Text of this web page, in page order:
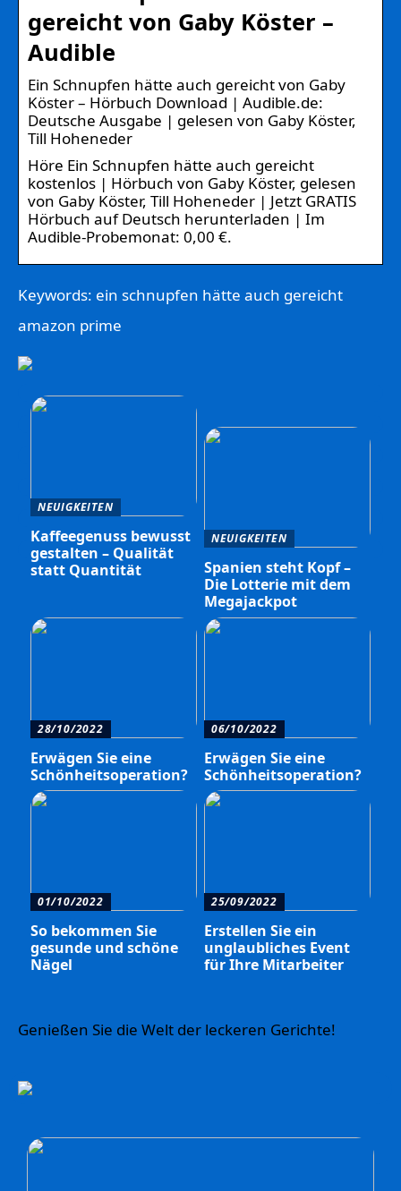
gereicht von Gaby Köster –
Audible
Ein Schnupfen hätte auch gereicht von Gaby
Köster – Hörbuch Download | Audible.de:
Deutsche Ausgabe | gelesen von Gaby Köster,
Till Hoheneder
Höre Ein Schnupfen hätte auch gereicht
kostenlos | Hörbuch von Gaby Köster, gelesen
von Gaby Köster, Till Hoheneder | Jetzt GRATIS
Hörbuch auf Deutsch herunterladen | Im
Audible-Probemonat: 0,00 €.
Keywords: ein schnupfen hätte auch gereicht
amazon prime
NEUIGKEITEN
Kaffeegenuss bewusst
gestalten – Qualität
statt Quantität
NEUIGKEITEN
Spanien steht Kopf –
Die Lotterie mit dem
Megajackpot
28/10/2022
Erwägen Sie eine
Schönheitsoperation?
06/10/2022
Erwägen Sie eine
Schönheitsoperation?
01/10/2022
So bekommen Sie
gesunde und schöne
Nägel
25/09/2022
Erstellen Sie ein
unglaubliches Event
für Ihre Mitarbeiter
Genießen Sie die Welt der leckeren Gerichte!